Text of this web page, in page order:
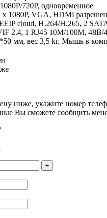
720P, одновременное
x 1080P, VGA, HDMI
cloud, H.264/H.265, 2
2.4, 1 RJ45 10M/100M, 48B/
мм, вес 3,5 kг. Мышь в
ниже, укажите номер
Вы сможете сообщить
+